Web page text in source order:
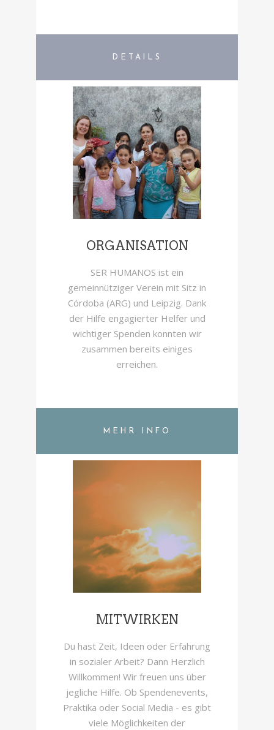
DETAILS
ORGANISATION
SER HUMANOS ist ein
gemeinnütziger Verein mit Sitz in
Córdoba (ARG) und Leipzig. Dank
der Hilfe engagierter Helfer und
wichtiger Spenden konnten wir
zusammen bereits einiges
erreichen.
MEHR INFO
MITWIRKEN
Du hast Zeit, Ideen oder Erfahrung
in sozialer Arbeit? Dann Herzlich
Willkommen! Wir freuen uns über
jegliche Hilfe. Ob Spendenevents,
Praktika oder Social Media - es gibt
viele Möglichkeiten der